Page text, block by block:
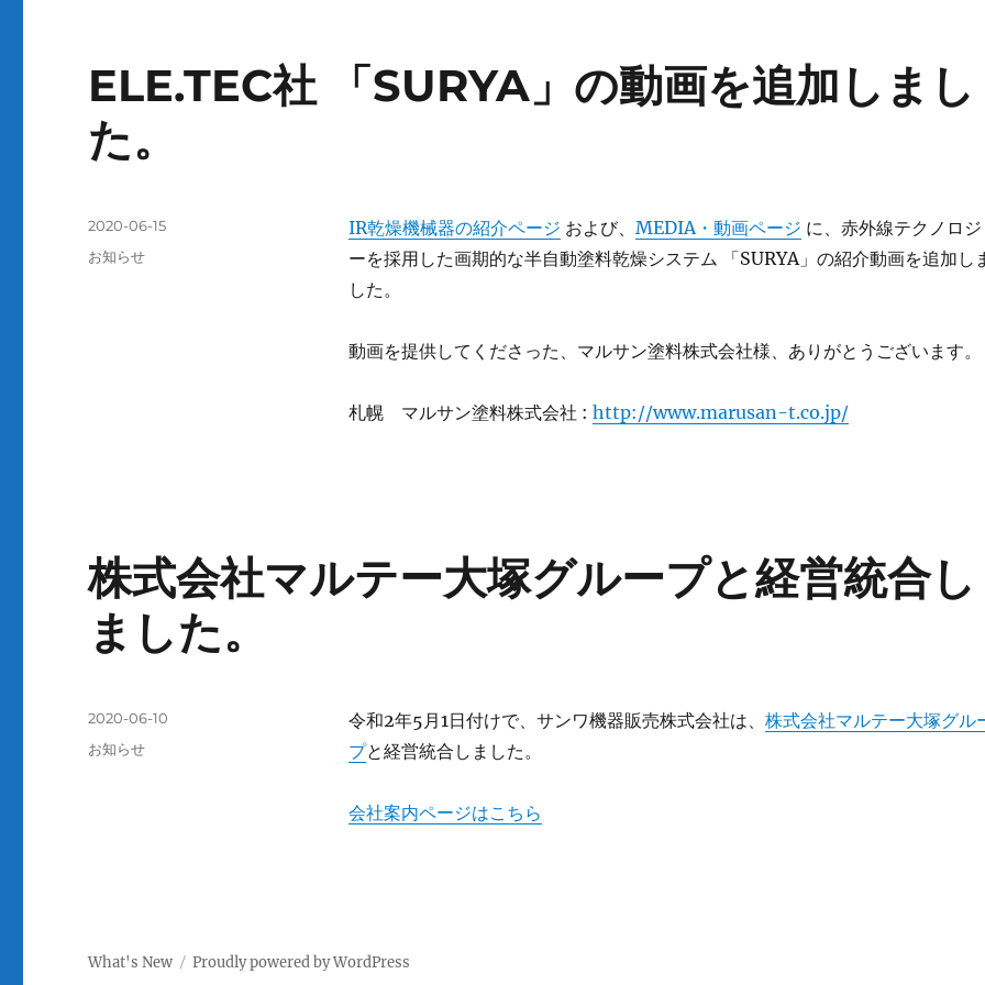
ELE.TEC社 「SURYA」の動画を追加しまし
た。
IR乾燥機械器の紹介ページ および、 MEDIA・動画ページ に、赤外線テクノロジ
ーを採用した画期的な半自動塗料乾燥システム 「SURYA」の紹介動画を追加し
した。
動画を提供してくださった、マルサン塗料株式会社様、ありがとうございます。
札幌 マルサン塗料株式会社 : http://www.marusan-t.co.jp/
投
稿
2020-06-15
カ
お知らせ
株式会社マルテー大塚グループと経営統合し
ました。
令和2年5月1日付けで、サンワ機器販売株式会社は、 株式会社マルテー大塚グル
プと経営統合しました。
会社案内ページはこちら
投
稿
2020-06-10
カ
お知らせ
What's New Proudly powered by WordPress